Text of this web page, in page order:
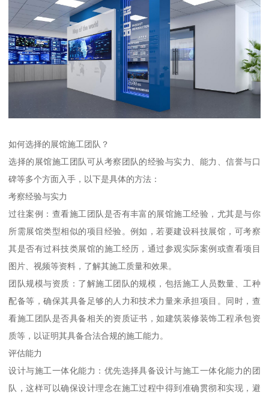
如何选择的展馆施工团队？
选择的展馆施工团队可从考察团队的经验与实力、能力、信誉与口
碑等多个方面入手，以下是具体的方法：
考察经验与实力
过往案例：查看施工团队是否有丰富的展馆施工经验，尤其是与你
所需展馆类型相似的项目经验。例如，若要建设科技展馆，可考察
其是否有过科技类展馆的施工经历，通过参观实际案例或查看项目
图片、视频等资料，了解其施工质量和效果。
团队规模与资质：了解施工团队的规模，包括施工人员数量、工种
配备等，确保其具备足够的人力和技术力量来承担项目。同时，查
看施工团队是否具备相关的资质证书，如建筑装修装饰工程承包资
质等，以证明其具备合法合规的施工能力。
评估能力
设计与施工一体化能力：优先选择具备设计与施工一体化能力的团
队，这样可以确保设计理念在施工过程中得到准确贯彻和实现，避